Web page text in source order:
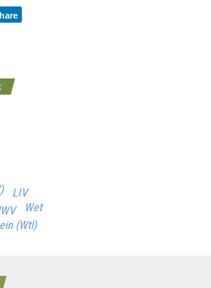
LIV
Wet
(Wtl)